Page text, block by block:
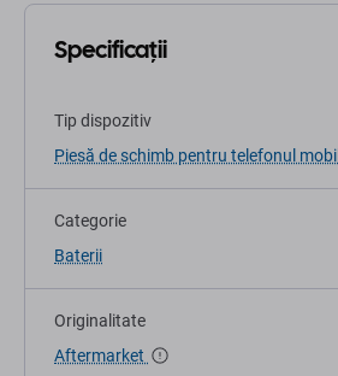
Specificații
Tip dispozitiv
Piesă de schimb pentru telefonul mobil
Categorie
Baterii
Originalitate
Aftermarket